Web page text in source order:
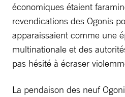
économiques étaient
revendications des Ogonis
apparaissaient comme une
multinationale et des
pas hésité à écraser
La pendaison des neuf